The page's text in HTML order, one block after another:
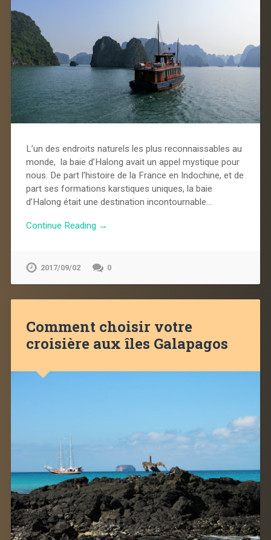
L’un des endroits naturels les plus reconnaissables au
monde, la baie d’Halong avait un appel mystique pour
nous. De part l’histoire de la France en Indochine, et de
part ses formations karstiques uniques, la baie
d’Halong était une destination incontournable…
Continue Reading →
2017/09/02 0
Comment choisir votre
croisière aux îles Galapagos